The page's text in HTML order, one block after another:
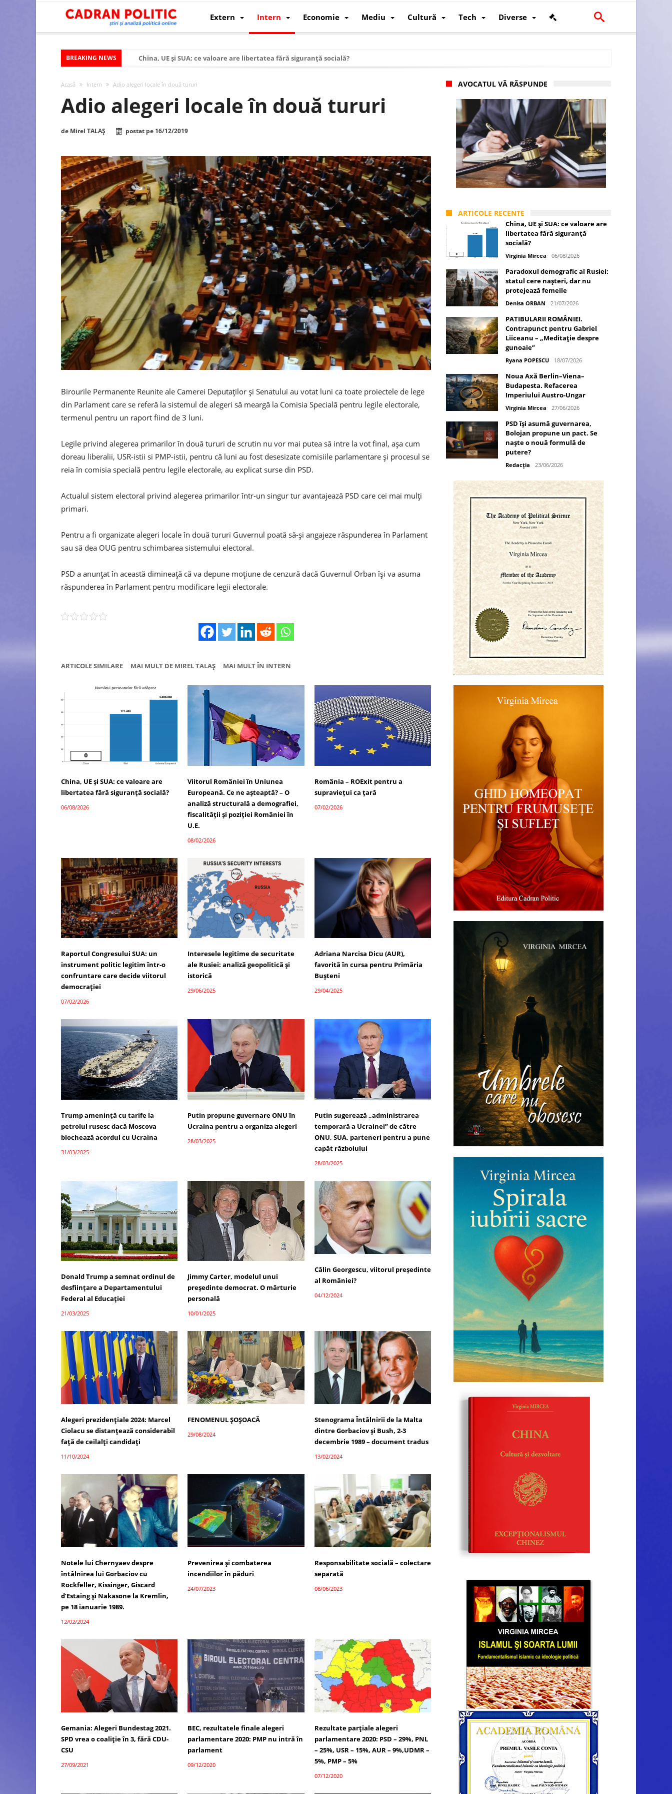
Extern Intern Economie Mediu Cultură Tech Diverse
BREAKING NEWS
China, UE și SUA: ce valoare are libertatea fără siguranță socială?
Modelul economic al Chinei: cum a devenit atelierul lumii și rivalul economic al SUA
Viitorul României în Uniunea Europeană. Ce ne așteaptă? – O analiză structurală a demografiei, fiscalității și poziției României în U.E.
România – ROExit pentru a supraviețui ca țară
Controlul minții prin nanoparticule
Huawei dezvoltă un nou cip AI pentru a înlocui Nvidia
Acasă Intern Adio alegeri locale în două tururi
Adio alegeri locale în două tururi
de Mirel TALAȘ postat pe 16/12/2019
Birourile Permanente Reunite ale Camerei Deputaților și Senatului au votat luni ca toate proiectele de lege
din Parlament care se referă la sistemul de alegeri să meargă la Comisia Specială pentru legile electorale,
termenul pentru un raport fiind de 3 luni.
Legile privind alegerea primarilor în două tururi de scrutin nu vor mai putea să intre la vot final, așa cum
doreau liberalii, USR-istii si PMP-istii, pentru că luni au fost desesizate comisiile parlamentare și procesul se
reia în comisia specială pentru legile electorale, au explicat surse din PSD.
Actualul sistem electoral privind alegerea primarilor într-un singur tur avantajează PSD care cei mai mulți
primari.
Pentru a fi organizate alegeri locale în două tururi Guvernul poată să-și angajeze răspunderea în Parlament
sau să dea OUG pentru schimbarea sistemului electoral.
PSD a anunțat în această dimineață că va depune moțiune de cenzură dacă Guvernul Orban își va asuma
răspunderea în Parlament pentru modificare legii electorale.
ARTICOLE SIMILARE MAI MULT DE MIREL TALAȘ MAI MULT ÎN INTERN
China, UE și SUA: ce valoare are
libertatea fără siguranță socială?
06/08/2026
Viitorul României în Uniunea
Europeană. Ce ne așteaptă? – O
analiză structurală a demografiei,
fiscalității și poziției României în
U.E.
08/02/2026
România – ROExit pentru a
supraviețui ca țară
07/02/2026
Raportul Congresului SUA: un
instrument politic legitim într-o
confruntare care decide viitorul
democrației
07/02/2026
Interesele legitime de securitate
ale Rusiei: analiză geopolitică și
istorică
29/06/2025
Adriana Narcisa Dicu (AUR),
favorită în cursa pentru Primăria
Bușteni
29/04/2025
Trump amenință cu tarife la
petrolul rusesc dacă Moscova
blochează acordul cu Ucraina
31/03/2025
Putin propune guvernare ONU în
Ucraina pentru a organiza alegeri
28/03/2025
Putin sugerează „administrarea
temporară a Ucrainei” de către
ONU, SUA, parteneri pentru a pune
capăt războiului
28/03/2025
Donald Trump a semnat ordinul de
desființare a Departamentului
Federal al Educației
21/03/2025
Jimmy Carter, modelul unui
președinte democrat. O mărturie
personală
10/01/2025
Călin Georgescu, viitorul președinte
al României?
04/12/2024
Alegeri prezidențiale 2024: Marcel
Ciolacu se distanțează considerabil
față de ceilalți candidați
11/10/2024
FENOMENUL ȘOȘOACĂ
29/08/2024
Stenograma Întâlnirii de la Malta
dintre Gorbaciov și Bush, 2-3
decembrie 1989 – document tradus
13/02/2024
Notele lui Chernyaev despre
întâlnirea lui Gorbaciov cu
Rockfeller, Kissinger, Giscard
d’Estaing și Nakasone la Kremlin,
pe 18 ianuarie 1989.
12/02/2024
Prevenirea și combaterea
incendiilor în păduri
24/07/2023
Responsabilitate socială – colectare
separată
08/06/2023
Gemania: Alegeri Bundestag 2021.
SPD vrea o coaliție în 3, fără CDU-
CSU
27/09/2021
BEC, rezultatele finale alegeri
parlamentare 2020: PMP nu intră în
parlament
09/12/2020
Rezultate parțiale alegeri
parlamentare 2020: PSD – 29%, PNL
– 25%, USR – 15%, AUR – 9%,UDMR –
5%, PMP – 5%
07/12/2020
AVOCATUL VĂ RĂSPUNDE
ARTICOLE RECENTE
China, UE și SUA: ce valoare are
libertatea fără siguranță
socială?
Virginia Mircea 06/08/2026
Paradoxul demografic al Rusiei:
statul cere nașteri, dar nu
protejează femeile
Denisa ORBAN 21/07/2026
PATIBULARII ROMÂNIEI.
Contrapunct pentru Gabriel
Liiceanu – „Meditație despre
gunoaie”
Ryana POPESCU 18/07/2026
Noua Axă Berlin–Viena–
Budapesta. Refacerea
Imperiului Austro-Ungar
Virginia Mircea 27/06/2026
PSD își asumă guvernarea,
Bolojan propune un pact. Se
naște o nouă formulă de
putere?
Redacția 23/06/2026